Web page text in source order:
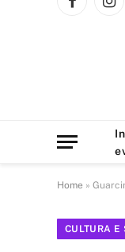
Facebook
In
Home »
CULTURA E